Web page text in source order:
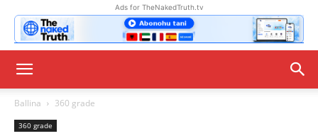
Ads for TheNakedTruth.tv
Ballina 360 grade
360 grade